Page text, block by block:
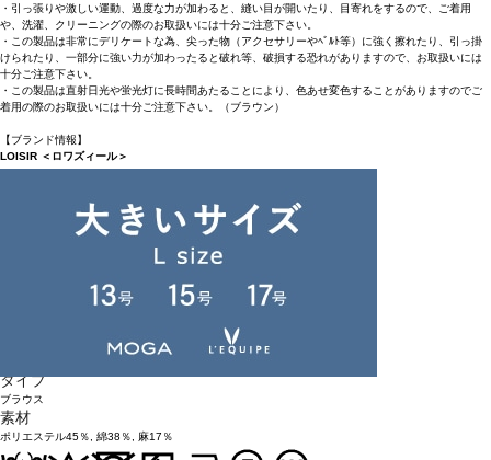
・引っ張りや激しい運動、過度な力が加わると、縫い目が開いたり、目寄れをするので、ご着用
や、洗濯、クリーニングの際のお取扱いには十分ご注意下さい。
・この製品は非常にデリケートな為、尖った物（アクセサリーやﾍﾞﾙﾄ等）に強く擦れたり、引っ掛
けられたり、一部分に強い力が加わったると破れ等、破損する恐れがありますので、お取扱いには
十分ご注意下さい。
・この製品は直射日光や蛍光灯に長時間あたることにより、色あせ変色することがありますのでご
着用の際のお取扱いには十分ご注意下さい。（ブラウン）
【ブランド情報】
LOISIR ＜ロワズィール＞
天然素材の心地よさにデザイン性を重ねた大人のためのスタンダード。
袖を通した時にわかる普遍性とデザイン性、そして清潔感。
リラックスした雰囲気がありながらも細部まで行き届いた凛とした作りは、
ずっと愛される服を目指して。
アイテム詳細
タイプ
ブラウス
素材
ポリエステル45％, 綿38％, 麻17％